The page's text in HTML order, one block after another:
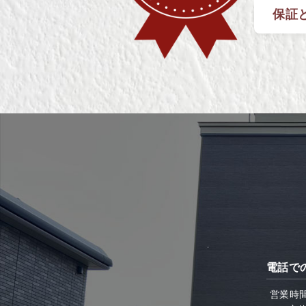
保証
電話で
営業時